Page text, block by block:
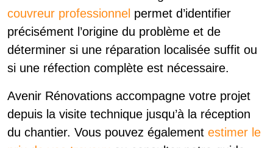
couvreur professionnel permet d’identifier
précisément l’origine du problème et de
déterminer si une réparation localisée suffit ou
si une réfection complète est nécessaire.
Avenir Rénovations accompagne votre projet
depuis la visite technique jusqu’à la réception
du chantier. Vous pouvez également estimer le